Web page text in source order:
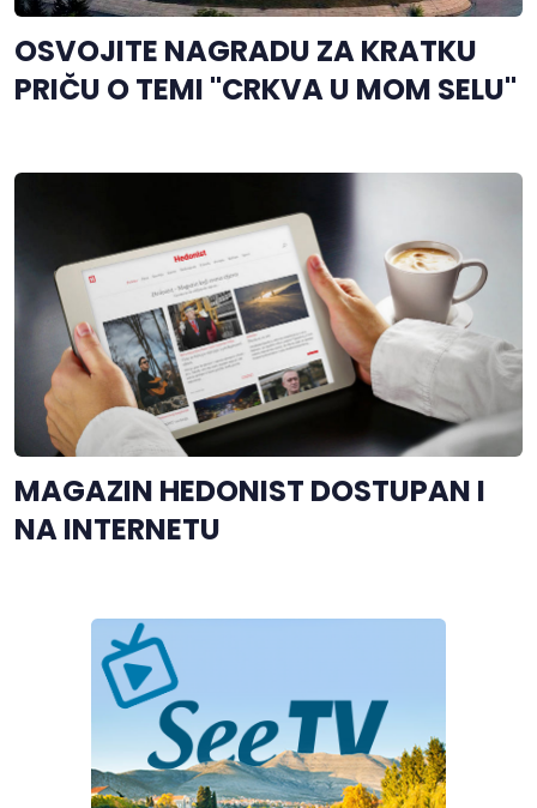
OSVOJITE NAGRADU ZA KRATKU
PRIČU O TEMI "CRKVA U MOM SELU"
MAGAZIN HEDONIST DOSTUPAN I
NA INTERNETU